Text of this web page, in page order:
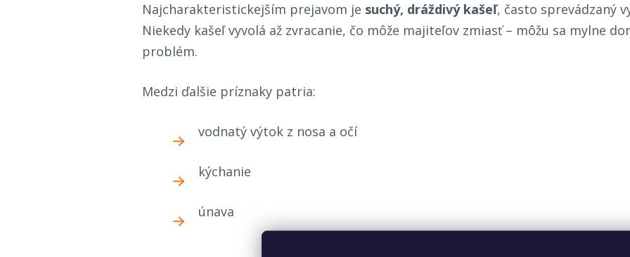
Najcharakteristickejším prejavom je suchý, dráždivý kašeľ, často sprevádzaný
Niekedy kašeľ vyvolá až zvracanie, čo môže majiteľov zmiasť – môžu sa mylne
problém.
Medzi ďalšie príznaky patria:
vodnatý výtok z nosa a očí
kýchanie
únava